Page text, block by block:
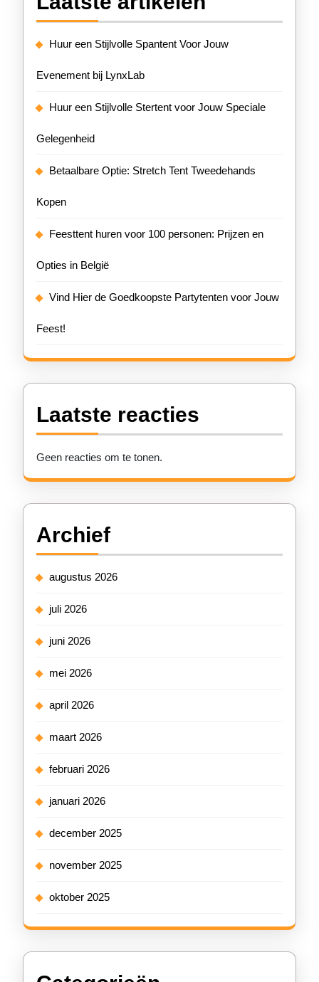
Huur een Stijlvolle Spantent Voor Jouw
Evenement bij LynxLab
Huur een Stijlvolle Stertent voor Jouw Speciale
Gelegenheid
Betaalbare Optie: Stretch Tent Tweedehands
Kopen
Feesttent huren voor 100 personen: Prijzen en
Opties in België
Vind Hier de Goedkoopste Partytenten voor Jouw
Feest!
Laatste reacties
Geen reacties om te tonen.
Archief
augustus 2026
juli 2026
juni 2026
mei 2026
april 2026
maart 2026
februari 2026
januari 2026
december 2025
november 2025
oktober 2025